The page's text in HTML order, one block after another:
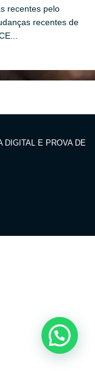
recentes pelo
recentes de
DIGITAL E PROVA DE